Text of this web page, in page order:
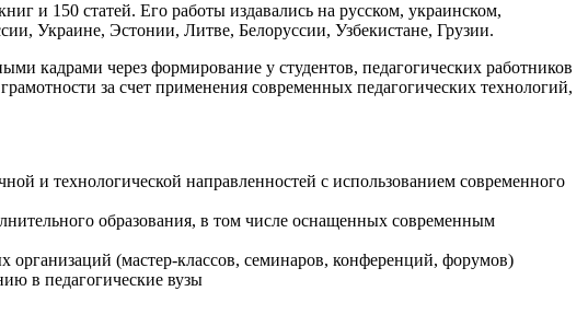
и 150 статей. Его работы издавались на русском, украинском,
Украине, Эстонии, Литве, Белоруссии, Узбекистане, Грузии.
кадрами через формирование у студентов, педагогических работников
за счет применения современных педагогических технологий,
и технологической направленностей с использованием современного
образования, в том числе оснащенных современным
организаций (мастер-классов, семинаров, конференций, форумов)
в педагогические вузы